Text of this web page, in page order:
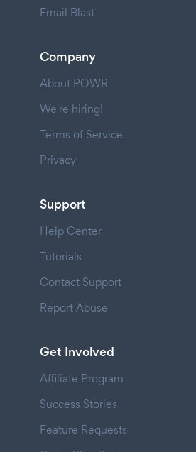
Email Blast
Company
About POWR
We're hiring!
Terms of Service
Privacy
Support
Help Center
Tutorials
Contact Support
Report Abuse
Get Involved
Affiliate Program
Success Stories
Feature Requests